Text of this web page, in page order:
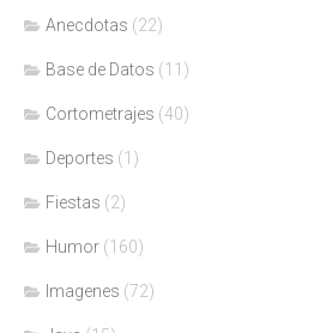
Anecdotas (22)
Base de Datos (11)
Cortometrajes (40)
Deportes (1)
Fiestas (2)
Humor (160)
Imagenes (72)